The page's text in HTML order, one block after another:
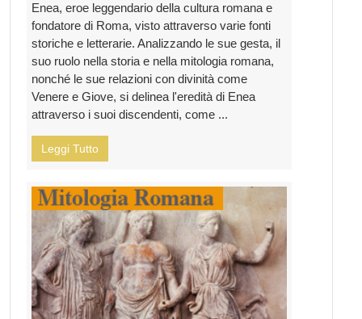
Enea, eroe leggendario della cultura romana e
fondatore di Roma, visto attraverso varie fonti
storiche e letterarie. Analizzando le sue gesta, il
suo ruolo nella storia e nella mitologia romana,
nonché le sue relazioni con divinità come
Venere e Giove, si delinea l'eredità di Enea
attraverso i suoi discendenti, come ...
Leggi Tutto